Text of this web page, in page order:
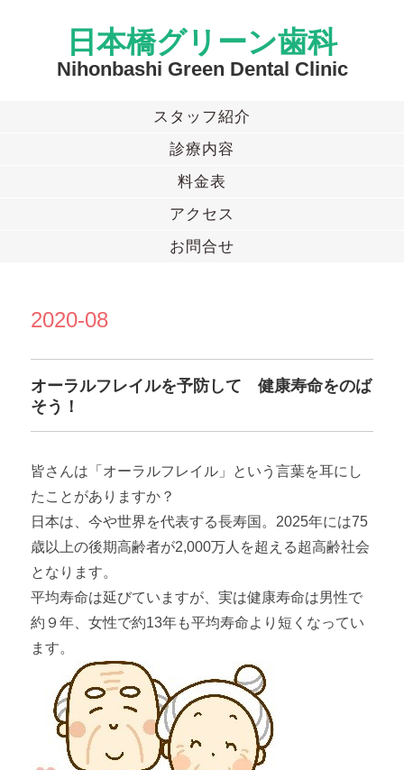
日本橋グリーン歯科
Nihonbashi Green Dental Clinic
スタッフ紹介
診療内容
料金表
アクセス
お問合せ
2020-08
オーラルフレイルを予防して 健康寿命をのば
そう！
皆さんは「オーラルフレイル」という言葉を耳にし
たことがありますか？
日本は、今や世界を代表する長寿国。2025年には75
歳以上の後期高齢者が2,000万人を超える超高齢社会
となります。
平均寿命は延びていますが、実は健康寿命は男性で
約９年、女性で約13年も平均寿命より短くなってい
ます。